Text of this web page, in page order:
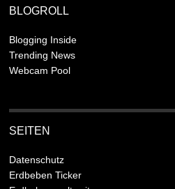
BLOGROLL
Blogging Inside
Trending News
Webcam Pool
SEITEN
Datenschutz
Erdbeben Ticker